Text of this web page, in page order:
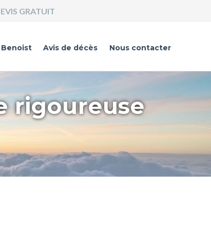
GRATUIT
Benoist Avis de décès Nous contacter
rigoureuse